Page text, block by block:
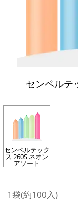
センペルテ
センペルテック
ス 260S ネオン
アソート
1袋(約100入)